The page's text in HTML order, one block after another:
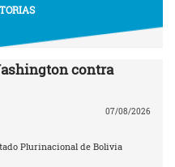
contra
07/08/2026
Plurinacional de Bolivia